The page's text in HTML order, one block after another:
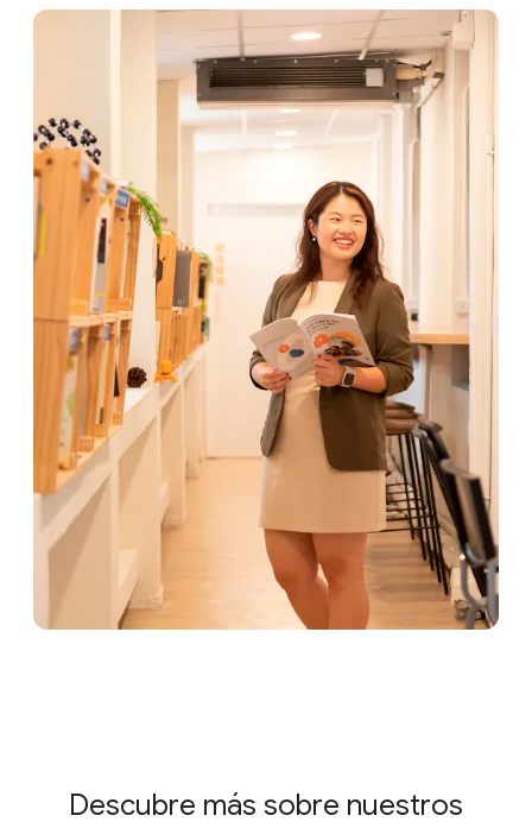
Descubre más sobre nuestros